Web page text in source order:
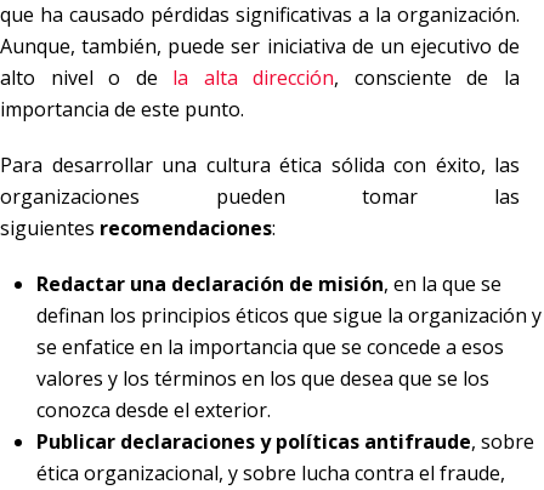
que ha causado pérdidas significativas a la organización.
Aunque, también, puede ser iniciativa de un ejecutivo de
alto nivel o de la alta dirección, consciente de la
importancia de este punto.
Para desarrollar una cultura ética sólida con éxito, las
organizaciones pueden tomar las
siguientes recomendaciones:
Redactar una declaración de misión, en la que se
definan los principios éticos que sigue la organización y
se enfatice en la importancia que se concede a esos
valores y los términos en los que desea que se los
conozca desde el exterior.
Publicar declaraciones y políticas antifraude, sobre
ética organizacional, y sobre lucha contra el fraude,